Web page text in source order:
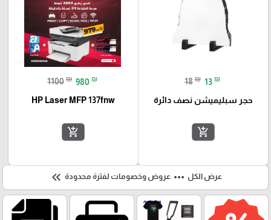
18 ₪ 13 ₪
حجر سبليميشن نصف دائرة
add_shopping_cart
1100 ₪ 980 ₪
HP Laser MFP 137fnw
add_shopping_cart
عرض الكل more_horiz عروض وخصومات لفترة محدودة keyboard_double_arrow_left